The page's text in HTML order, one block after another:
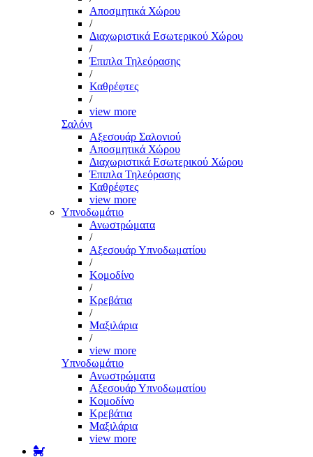
Αποσμητικά Χώρου
/
Διαχωριστικά Εσωτερικού Χώρου
/
Έπιπλα Τηλεόρασης
/
Καθρέφτες
/
view more
Σαλόνι
Αξεσουάρ Σαλονιού
Αποσμητικά Χώρου
Διαχωριστικά Εσωτερικού Χώρου
Έπιπλα Τηλεόρασης
Καθρέφτες
view more
Υπνοδωμάτιο
Ανωστρώματα
/
Αξεσουάρ Υπνοδωματίου
/
Κομοδίνο
/
Κρεβάτια
/
Μαξιλάρια
/
view more
Υπνοδωμάτιο
Ανωστρώματα
Αξεσουάρ Υπνοδωματίου
Κομοδίνο
Κρεβάτια
Μαξιλάρια
view more